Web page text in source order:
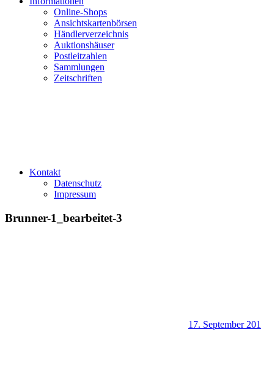
Online-Shops
Ansichtskartenbörsen
Händlerverzeichnis
Auktionshäuser
Postleitzahlen
Sammlungen
Zeitschriften
Kontakt
Datenschutz
Impressum
Brunner-1_bearbeitet-3
17. September